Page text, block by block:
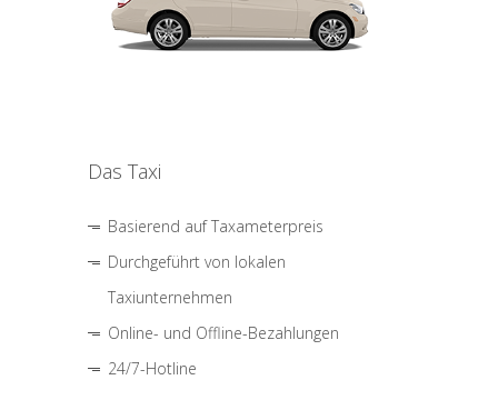
Das Taxi
Basierend auf Taxameterpreis
Durchgeführt von lokalen
Taxiunternehmen
Online- und Offline-Bezahlungen
24/7-Hotline